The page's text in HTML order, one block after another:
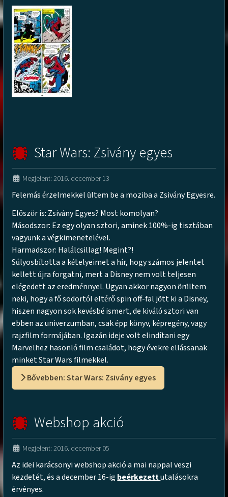
Star Wars: Zsivány egyes
Megjelent: 2016. december 13
Felemásérzelmekkelültem be a moziba a Zsivány Egyesre.
Először is: Zsivány Egyes? Most komolyan?
Másodszor: Ez egy olyan sztori, aminek 100%-ig tisztában
vagyunk a végkimenetelével.
Harmadszor: Halálcsillag! Megint?!
Súlyosbította a kételyeimet a hír, hogy számos jelentet
kellettújra forgatni, mert a Disney nem volt teljesen
elégedett az eredménnyel. Ugyan akkor nagyonörültem
neki, hogy a fősodortól eltérőspin off-fal jött ki a Disney,
hiszen nagyon sok kevésbé ismert, de kiválósztori van
ebben az univerzumban, csaképp könyv, képregény, vagy
rajzfilm formájában. Igazán ideje volt elindítani egy
Marvelhez hasonlófilm családot, hogyévekre ellássanak
minket Star Wars filmekkel.
Bővebben: Star Wars: Zsivány egyes
Webshop akció
Megjelent: 2016. december 05
Az idei karácsonyi webshop akció a mai nappal veszi
kezdetét, és a december 16-ig beérkezettutalásokra
érvényes.